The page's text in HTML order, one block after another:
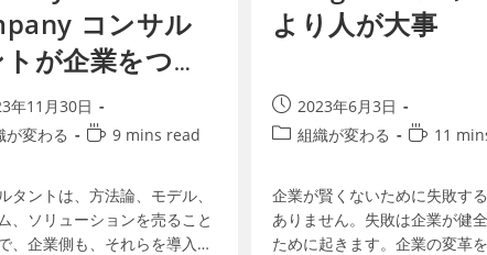
コンサル
が企業をつぶ
年11月30日
が変わる
9 mins read
タントは、方法論、モデル、
、ソリューションを売ること
、企業側も、それらを導入す
より人が大事
2023年6月3日
組織が変わる
11
企業が賢くないために失敗す
ありません。失敗は企業が健
ために起きます。企業の変革